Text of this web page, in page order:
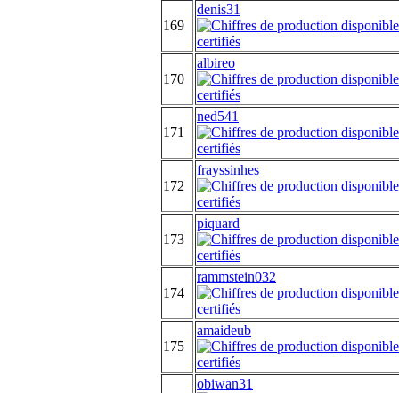
169
denis31
170
albireo
171
ned541
172
frayssinhes
173
piquard
174
rammstein032
175
amaideub
obiwan31